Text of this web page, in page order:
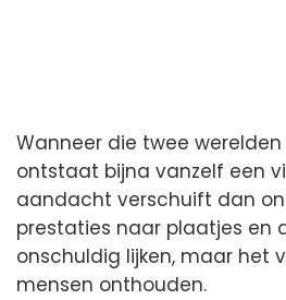
Wanneer die twee werelden
ontstaat bijna vanzelf een
aandacht verschuift dan
prestaties naar plaatjes en
onschuldig lijken, maar het
mensen onthouden.